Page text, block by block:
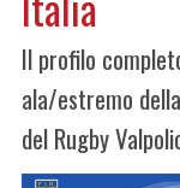
Il profilo
ala/estremo
del Rugby